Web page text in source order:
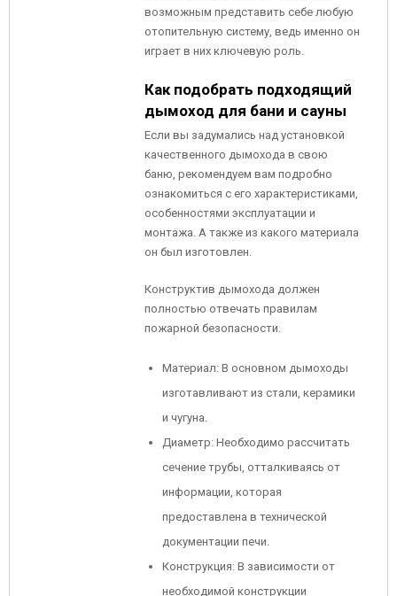
возможным представить себе любую
отопительную систему, ведь именно он
играет в них ключевую роль.
Как подобрать подходящий
дымоход для бани и сауны
Если вы задумались над установкой
качественного дымохода в свою
баню, рекомендуем вам подробно
ознакомиться с его характеристиками,
особенностями эксплуатации и
монтажа. А также из какого материала
он был изготовлен.
Конструктив дымохода должен
полностью отвечать правилам
пожарной безопасности.
Материал: В основном дымоходы
изготавливают из стали, керамики
и чугуна.
Диаметр: Необходимо рассчитать
сечение трубы, отталкиваясь от
информации, которая
предоставлена в технической
документации печи.
Конструкция: В зависимости от
необходимой конструкции